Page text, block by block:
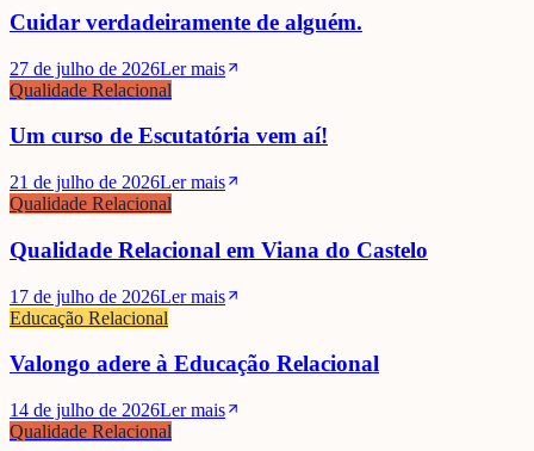
Cuidar verdadeiramente de alguém.
27 de julho de 2026Ler mais
Qualidade Relacional
Um curso de Escutatória vem aí!
21 de julho de 2026Ler mais
Qualidade Relacional
Qualidade Relacional em Viana do Castelo
17 de julho de 2026Ler mais
Educação Relacional
Valongo adere à Educação Relacional
14 de julho de 2026Ler mais
Qualidade Relacional